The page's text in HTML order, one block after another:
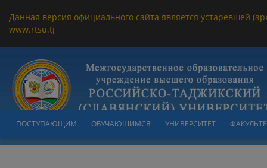
Данная версия официального сайта является устаревшей
www.rtsu.tj
ПОСТУПАЮЩИМ ОБУЧАЮЩИМСЯ УНИВЕРСИТЕТ